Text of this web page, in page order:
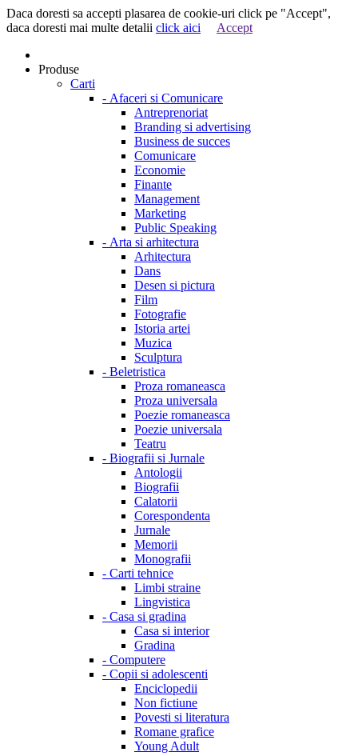
Daca doresti sa accepti plasarea de cookie-uri click pe "Accept",
daca doresti mai multe detalii click aici Accept
Produse
Carti
- Afaceri si Comunicare
Antreprenoriat
Branding si advertising
Business de succes
Comunicare
Economie
Finante
Management
Marketing
Public Speaking
- Arta si arhitectura
Arhitectura
Dans
Desen si pictura
Film
Fotografie
Istoria artei
Muzica
Sculptura
- Beletristica
Proza romaneasca
Proza universala
Poezie romaneasca
Poezie universala
Teatru
- Biografii si Jurnale
Antologii
Biografii
Calatorii
Corespondenta
Jurnale
Memorii
Monografii
- Carti tehnice
Limbi straine
Lingvistica
- Casa si gradina
Casa si interior
Gradina
- Computere
- Copii si adolescenti
Enciclopedii
Non fictiune
Povesti si literatura
Romane grafice
Young Adult